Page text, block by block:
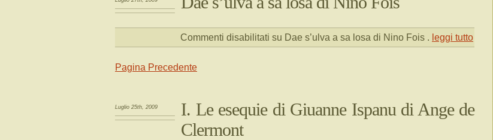
Commenti disabilitati su Dae s’ulva a sa losa di Nino Fois . leggi tutto
Pagina Precedente
Luglio 25th, 2009
I. Le esequie di Giuanne Ispanu di Ange de
Clermont